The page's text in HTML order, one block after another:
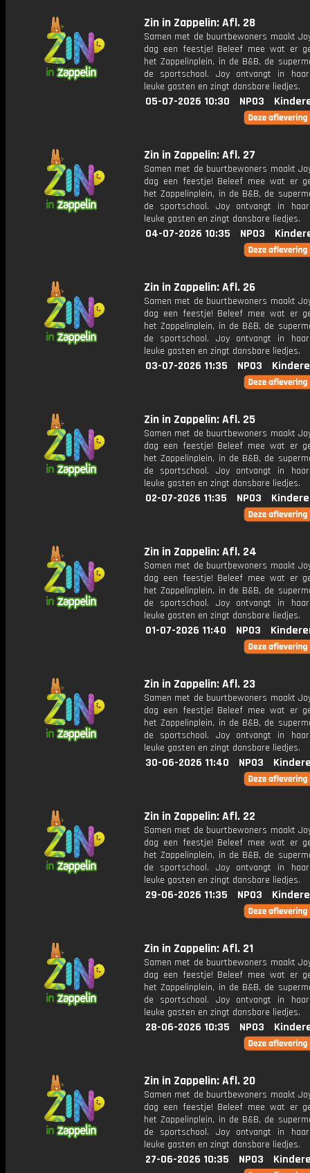
Zin in Zappelin: Afl. 28
Samen met de buurtbewoners maakt
dag een feestje! Beleef mee wat er
het Zappelinplein, in de B&B, de
de sportschool. Joy ontvangt in
leuke gasten en zingt dansbare liedjes.
05-07-2026 10:30 NPO3
Zin in Zappelin: Afl. 27
Samen met de buurtbewoners maakt
dag een feestje! Beleef mee wat er
het Zappelinplein, in de B&B, de
de sportschool. Joy ontvangt in
leuke gasten en zingt dansbare liedjes.
04-07-2026 10:35 NPO3
Zin in Zappelin: Afl. 26
Samen met de buurtbewoners maakt
dag een feestje! Beleef mee wat er
het Zappelinplein, in de B&B, de
de sportschool. Joy ontvangt in
leuke gasten en zingt dansbare liedjes.
03-07-2026 11:35 NPO3
Zin in Zappelin: Afl. 25
Samen met de buurtbewoners maakt
dag een feestje! Beleef mee wat er
het Zappelinplein, in de B&B, de
de sportschool. Joy ontvangt in
leuke gasten en zingt dansbare liedjes.
02-07-2026 11:35 NPO3
Zin in Zappelin: Afl. 24
Samen met de buurtbewoners maakt
dag een feestje! Beleef mee wat er
het Zappelinplein, in de B&B, de
de sportschool. Joy ontvangt in
leuke gasten en zingt dansbare liedjes.
01-07-2026 11:40 NPO3
Zin in Zappelin: Afl. 23
Samen met de buurtbewoners maakt
dag een feestje! Beleef mee wat er
het Zappelinplein, in de B&B, de
de sportschool. Joy ontvangt in
leuke gasten en zingt dansbare liedjes.
30-06-2026 11:40 NPO3
Zin in Zappelin: Afl. 22
Samen met de buurtbewoners maakt
dag een feestje! Beleef mee wat er
het Zappelinplein, in de B&B, de
de sportschool. Joy ontvangt in
leuke gasten en zingt dansbare liedjes.
29-06-2026 11:35 NPO3
Zin in Zappelin: Afl. 21
Samen met de buurtbewoners maakt
dag een feestje! Beleef mee wat er
het Zappelinplein, in de B&B, de
de sportschool. Joy ontvangt in
leuke gasten en zingt dansbare liedjes.
28-06-2026 10:35 NPO3
Zin in Zappelin: Afl. 20
Samen met de buurtbewoners maakt
dag een feestje! Beleef mee wat er
het Zappelinplein, in de B&B, de
de sportschool. Joy ontvangt in
leuke gasten en zingt dansbare liedjes.
27-06-2026 10:35 NPO3